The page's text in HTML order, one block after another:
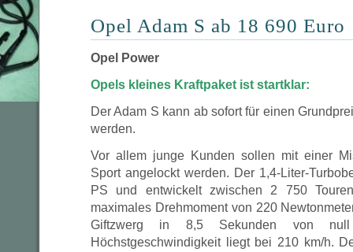
Opel Adam S ab 18 690 Euro
Opel Power
Opels kleines Kraftpaket ist startklar:
Der Adam S kann ab sofort für einen
werden.
Vor allem junge Kunden sollen mit einer
Sport angelockt werden. Der 1,4-Liter-
PS und entwickelt zwischen 2 750
maximales Drehmoment von 220
Giftzwerg in 8,5 Sekunden von
Höchstgeschwindigkeit liegt bei 210 km/h.